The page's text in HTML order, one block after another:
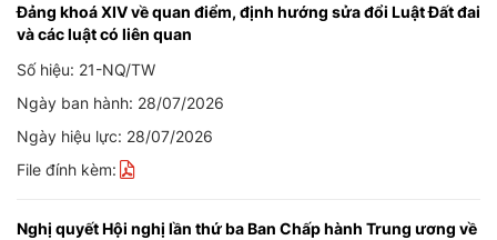
Đảng khoá XIV về quan điểm, định hướng sửa đổi Luật Đất đai
và các luật có liên quan
Số hiệu: 21-NQ/TW
Ngày ban hành: 28/07/2026
Ngày hiệu lực: 28/07/2026
File đính kèm:
Nghị quyết Hội nghị lần thứ ba Ban Chấp hành Trung ương về